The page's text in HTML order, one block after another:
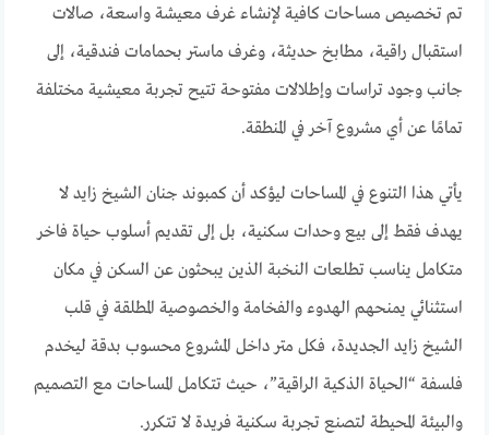
تم تخصيص مساحات كافية لإنشاء غرف معيشة واسعة، صالات
استقبال راقية، مطابخ حديثة، وغرف ماستر بحمامات فندقية، إلى
جانب وجود تراسات وإطلالات مفتوحة تتيح تجربة معيشية مختلفة
تمامًا عن أي مشروع آخر في المنطقة.
يأتي هذا التنوع في المساحات ليؤكد أن كمبوند جنان الشيخ زايد لا
يهدف فقط إلى بيع وحدات سكنية، بل إلى تقديم أسلوب حياة فاخر
متكامل يناسب تطلعات النخبة الذين يبحثون عن السكن في مكان
استثنائي يمنحهم الهدوء والفخامة والخصوصية المطلقة في قلب
الشيخ زايد الجديدة، فكل متر داخل المشروع محسوب بدقة ليخدم
فلسفة “الحياة الذكية الراقية”، حيث تتكامل المساحات مع التصميم
والبيئة المحيطة لتصنع تجربة سكنية فريدة لا تتكرر.